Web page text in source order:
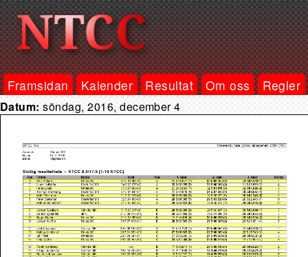
Framsidan Kalender Resultat Om oss Regler
Datum:söndag, 2016, december 4